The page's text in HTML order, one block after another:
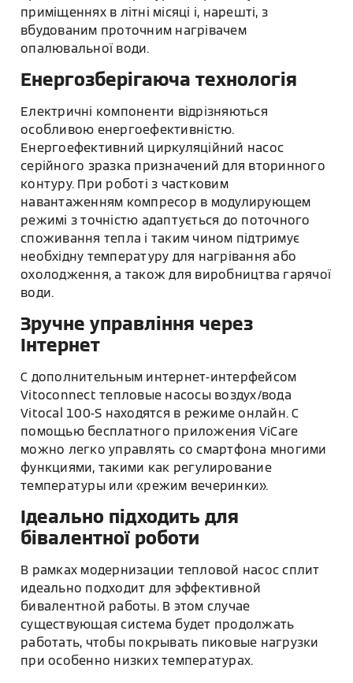
приміщеннях в літні місяці і, нарешті, з
вбудованим проточним нагрівачем
опалювальної води.
Енергозберігаюча технологія
Електричні компоненти відрізняються
особливою енергоефективністю.
Енергоефективний циркуляційний насос
серійного зразка призначений для вторинного
контуру. При роботі з частковим
навантаженням компресор в модулирующем
режимі з точністю адаптується до поточного
споживання тепла і таким чином підтримує
необхідну температуру для нагрівання або
охолодження, а також для виробництва гарячої
води.
Зручне управління через
Інтернет
С дополнительным интернет-интерфейсом
Vitoconnect тепловые насосы воздух/вода
Vitocal 100-S находятся в режиме онлайн. С
помощью бесплатного приложения ViCare
можно легко управлять со смартфона многими
функциями, такими как регулирование
температуры или «режим вечеринки».
Ідеально підходить для
бівалентної роботи
В рамках модернизации тепловой насос сплит
идеально подходит для эффективной
бивалентной работы. В этом случае
существующая система будет продолжать
работать, чтобы покрывать пиковые нагрузки
при особенно низких температурах.